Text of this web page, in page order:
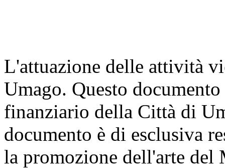
L'attuazione delle attività
Umago. Questo
finanziario della Città di
documento è di esclusiva
la promozione dell'arte del